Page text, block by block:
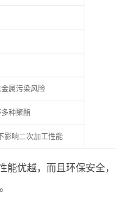
属污染风险
种聚酯
影响二次加工性能
能优越，而且环保安全，